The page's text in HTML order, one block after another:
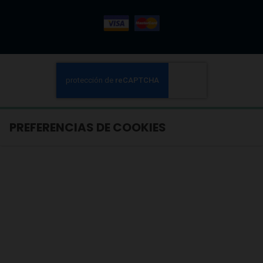
PREFERENCIAS DE COOKIES